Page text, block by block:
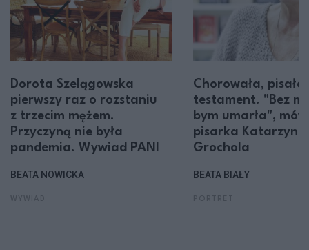
Dorota Szelągowska
pierwszy raz o rozstaniu
z trzecim mężem.
Przyczyną nie była
pandemia. Wywiad PANI
BEATA NOWICKA
Chorowała, pisała
testament. "Bez
bym umarła",
pisarka Katarzyna
Grochola
BEATA BIAŁY